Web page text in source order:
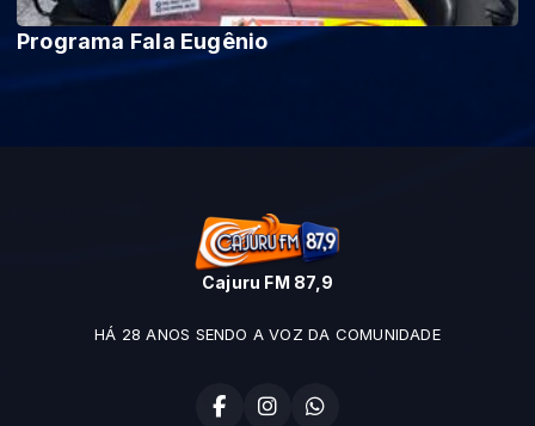
Programa Fala Eugênio
Cajuru FM 87,9
HÁ 28 ANOS SENDO A VOZ DA COMUNIDADE